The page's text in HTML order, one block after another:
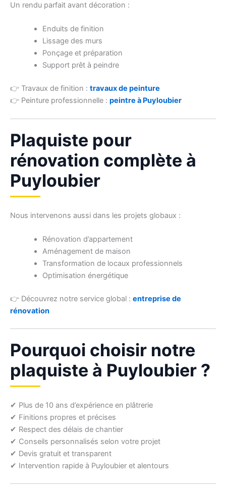
Un rendu parfait avant décoration :
Enduits de finition
Lissage des murs
Ponçage et préparation
Support prêt à peindre
👉 Travaux de finition : travaux de peinture
👉 Peinture professionnelle : peintre à Puyloubier
Plaquiste pour
rénovation complète à
Puyloubier
Nous intervenons aussi dans les projets globaux :
Rénovation d’appartement
Aménagement de maison
Transformation de locaux professionnels
Optimisation énergétique
👉 Découvrez notre service global : entreprise de
rénovation
Pourquoi choisir notre
plaquiste à Puyloubier ?
✔ Plus de 10 ans d’expérience en plâtrerie
✔ Finitions propres et précises
✔ Respect des délais de chantier
✔ Conseils personnalisés selon votre projet
✔ Devis gratuit et transparent
✔ Intervention rapide à Puyloubier et alentours